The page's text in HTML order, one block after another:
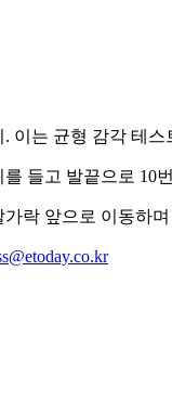
이는 균형 감각 테
들고 발끝으로 10
락 앞으로 이동하